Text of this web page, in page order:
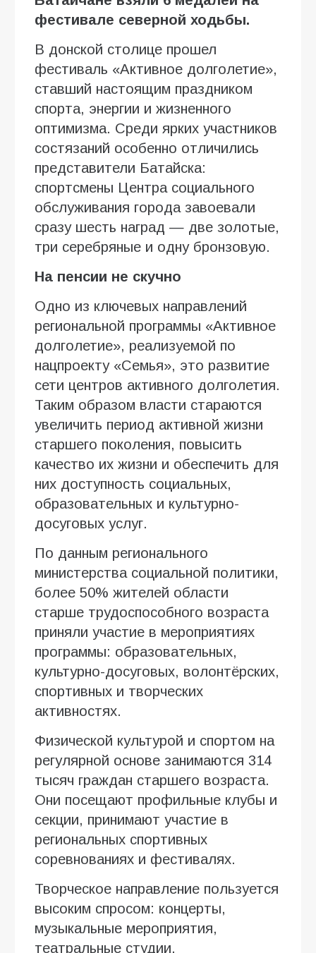
фестивале северной ходьбы.
В донской столице прошел
фестиваль «Активное долголетие»,
ставший настоящим праздником
спорта, энергии и жизненного
оптимизма. Среди ярких участников
состязаний особенно отличились
представители Батайска:
спортсмены Центра социального
обслуживания города завоевали
сразу шесть наград — две золотые,
три серебряные и одну бронзовую.
На пенсии не скучно
Одно из ключевых направлений
региональной программы «Активное
долголетие», реализуемой по
нацпроекту «Семья», это развитие
сети центров активного долголетия.
Таким образом власти стараются
увеличить период активной жизни
старшего поколения, повысить
качество их жизни и обеспечить для
них доступность социальных,
образовательных и культурно-
досуговых услуг.
По данным регионального
министерства социальной политики,
более 50% жителей области
старше трудоспособного возраста
приняли участие в мероприятиях
программы: образовательных,
культурно-досуговых, волонтёрских,
спортивных и творческих
активностях.
Физической культурой и спортом на
регулярной основе занимаются 314
тысяч граждан старшего возраста.
Они посещают профильные клубы и
секции, принимают участие в
региональных спортивных
соревнованиях и фестивалях.
Творческое направление пользуется
высоким спросом: концерты,
музыкальные мероприятия,
театральные студии,